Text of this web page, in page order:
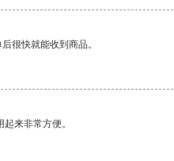
很快就能收到商品。
来非常方便。